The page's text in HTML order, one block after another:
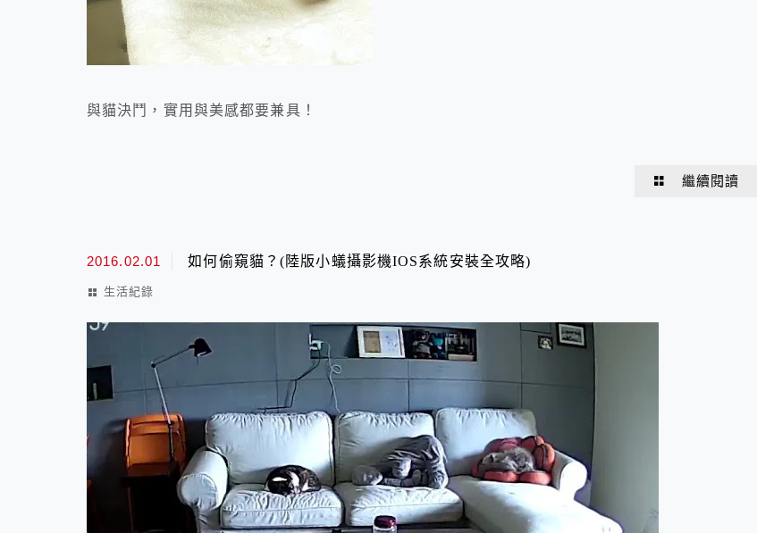
與貓決鬥，實用與美感都要兼具！
繼續閱讀
2016.02.01 如何偷窺貓？(陸版小蟻攝影機IOS系統安裝全攻略)
生活紀錄